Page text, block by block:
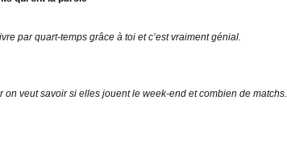
par quart-temps grâce à toi et c’est vraiment génial.
veut savoir si elles jouent le week-end et combien de matchs.